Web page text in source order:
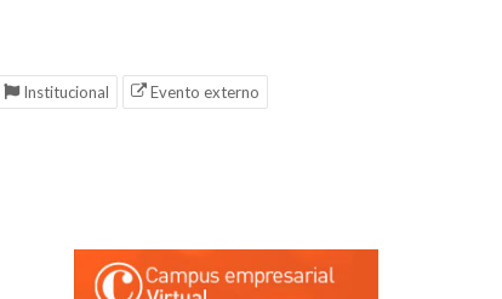
Institucional
Evento externo